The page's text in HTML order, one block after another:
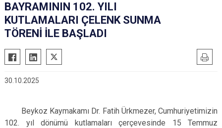
Adalar
Avcılar
Bahçelievler
Beykoz
Fatih
Gaziosmanpaşa
Küçükçekmece
Maltepe
Başakşehir
BAYRAMININ 102. YILI
KUTLAMALARI ÇELENK SUNMA
TÖRENİ İLE BAŞLADI
30.10.2025
Beykoz Kaymakamı Dr. Fatih Ürkmezer, Cumhuriyetimizin
102. yıl dönümü kutlamaları çerçevesinde 15 Temmuz